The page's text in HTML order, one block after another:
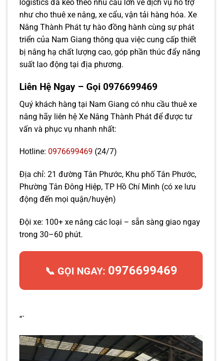
logistics đã kéo theo nhu cầu lớn về dịch vụ hỗ trợ
như cho thuê xe nâng, xe cẩu, vận tải hàng hóa. Xe
Nâng Thành Phát tự hào đồng hành cùng sự phát
triển của Nam Giang thông qua việc cung cấp thiết
bị nâng hạ chất lượng cao, góp phần thúc đẩy năng
suất lao động tại địa phương.
Liên Hệ Ngay – Gọi 0976699469
Quý khách hàng tại Nam Giang có nhu cầu thuê xe
nâng hãy liên hệ Xe Nâng Thành Phát để được tư
vấn và phục vụ nhanh nhất:
Hotline: 0976699469 (24/7)
Địa chỉ: 21 đường Tân Phước, Khu phố Tân Phước,
Phường Tân Đông Hiệp, TP Hồ Chí Minh (có xe lưu
động đến mọi quận/huyện)
Đội xe: 100+ xe nâng các loại – sẵn sàng giao ngay
trong 30–60 phút.
📞 GỌI NGAY: 0976699469
“`